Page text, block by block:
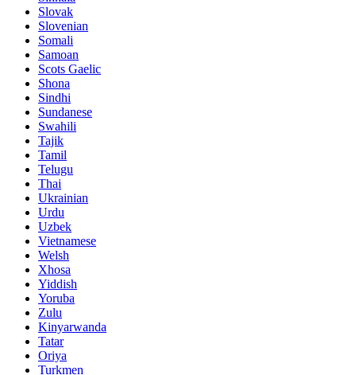
Slovak
Slovenian
Somali
Samoan
Scots Gaelic
Shona
Sindhi
Sundanese
Swahili
Tajik
Tamil
Telugu
Thai
Ukrainian
Urdu
Uzbek
Vietnamese
Welsh
Xhosa
Yiddish
Yoruba
Zulu
Kinyarwanda
Tatar
Oriya
Turkmen